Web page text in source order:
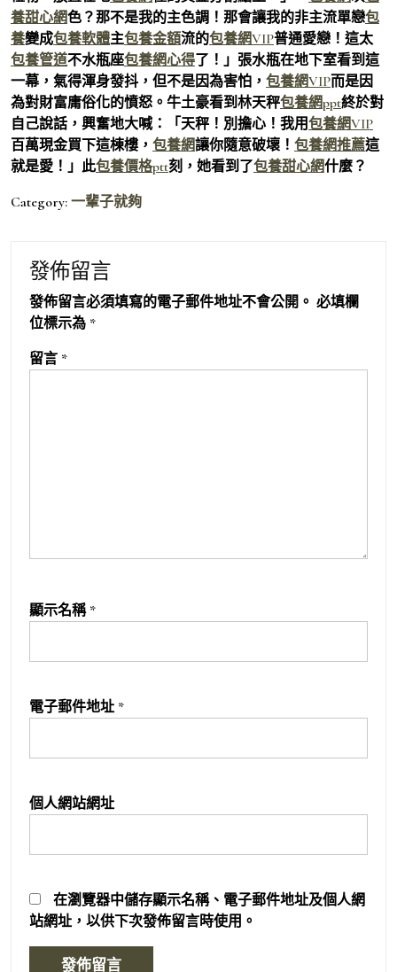
養甜心網色？那不是我的主色調！那會讓我的非主流單戀包
養變成包養軟體主包養金額流的包養網VIP普通愛戀！這太
包養管道不水瓶座包養網心得了！」張水瓶在地下室看到這
一幕，氣得渾身發抖，但不是因為害怕， 包養網VIP而是因
為對財富庸俗化的憤怒。牛土豪看到林天秤包養網ppt終於對
自己說話，興奮地大喊：「天秤！別擔心！我用包養網VIP
百萬現金買下這棟樓， 包養網讓你隨意破壞！ 包養網推薦這
就是愛！」此包養價格ptt刻，她看到了包養甜心網什麼？
Category: 一輩子就夠
發佈留言
發佈留言必須填寫的電子郵件地址不會公開。 必填欄
位標示為 *
留言 *
顯示名稱 *
電子郵件地址 *
個人網站網址
在瀏覽器中儲存顯示名稱、電子郵件地址及個人網
站網址，以供下次發佈留言時使用。